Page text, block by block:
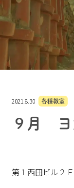
2021.8.30 各種教室
９月 ヨ
第１西田ビル２